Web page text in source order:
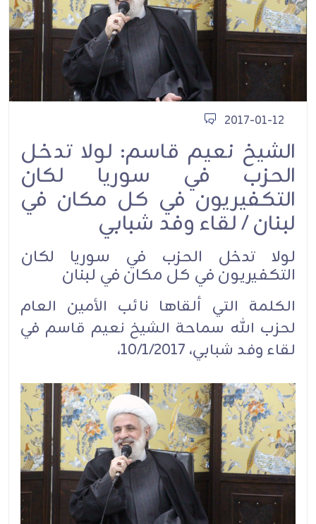
2017-01-12
الشيخ نعيم قاسم: لولا تدخل
الحزب في سوريا لكان
التكفيريون في كل مكان في
لبنان / لقاء وفد شبابي
لولا تدخل الحزب في سوريا لكان
التكفيريون في كل مكان في لبنان
الكلمة التي ألقاها نائب الأمين العام
لحزب الله سماحة الشيخ نعيم قاسم في
لقاء وفد شبابي، 10/1/2017،